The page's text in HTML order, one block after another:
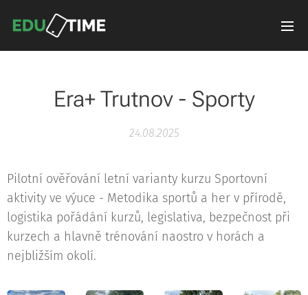
Era+ Trutnov - Sporty
24.08.2025
Pilotní ověřování letní varianty kurzu Sportovní
aktivity ve výuce - Metodika sportů a her v přírodě,
logistika pořádání kurzů, legislativa, bezpečnost při
kurzech a hlavně trénování naostro v horách a
nejbližším okolí.